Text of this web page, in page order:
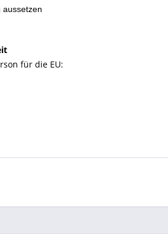
aussetzen
für die EU: